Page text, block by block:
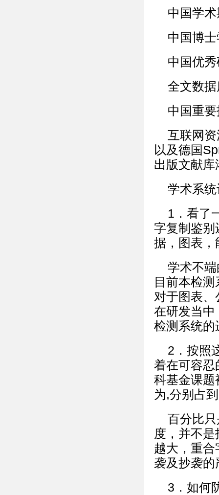
中国学
中国博
中国优
全文数
中国重
互联网
以及德国
出版文献
学术系
1．看了
字复制鉴别
据，图表，
学术不
目前本检
对于图表
在研发当中
检测系统的
2．按照
着在可容忍
科基金课题
为,分别占
百分比
度，并不
越大，重
袭及抄袭
3．如何